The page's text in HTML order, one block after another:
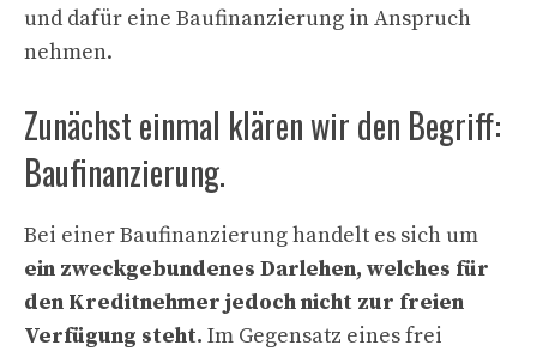
und dafür eine Baufinanzierung in Anspruch
nehmen.
Zunächst einmal klären wir den Begriff:
Baufinanzierung.
Bei einer Baufinanzierung handelt es sich um
ein zweckgebundenes Darlehen, welches für
den Kreditnehmer jedoch nicht zur freien
Verfügung steht. Im Gegensatz eines frei